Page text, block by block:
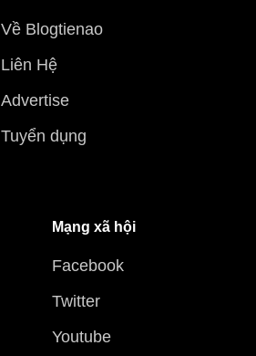
Về Blogtienao
Liên Hệ
Advertise
Tuyển dụng
Mạng xã hội
Facebook
Twitter
Youtube